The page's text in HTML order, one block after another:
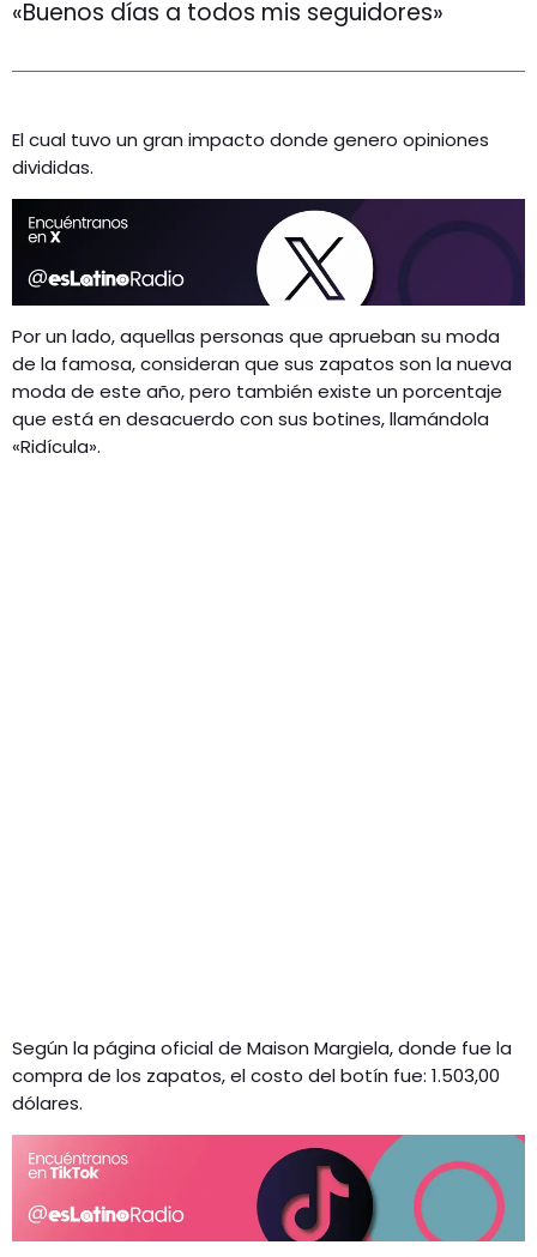
«Buenos días a todos mis seguidores»
El cual tuvo un gran impacto donde genero opiniones
divididas.
Por un lado, aquellas personas que aprueban su moda
de la famosa, consideran que sus zapatos son la nueva
moda de este año, pero también existe un porcentaje
que está en desacuerdo con sus botines, llamándola
«Ridícula».
Según la página oficial de Maison Margiela, donde fue la
compra de los zapatos, el costo del botín fue: 1.503,00
dólares.